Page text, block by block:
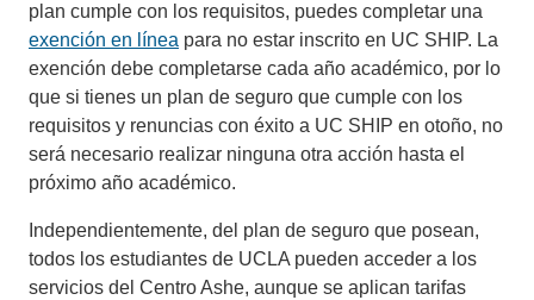
plan cumple con los requisitos, puedes completar una
exención en línea para no estar inscrito en UC SHIP. La
exención debe completarse cada año académico, por lo
que si tienes un plan de seguro que cumple con los
requisitos y renuncias con éxito a UC SHIP en otoño, no
será necesario realizar ninguna otra acción hasta el
próximo año académico.
Independientemente, del plan de seguro que posean,
todos los estudiantes de UCLA pueden acceder a los
servicios del Centro Ashe, aunque se aplican tarifas